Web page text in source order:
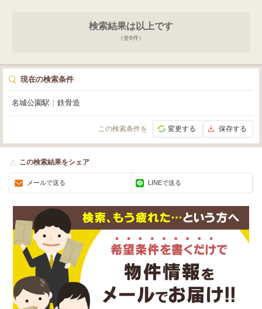
検索結果は以上です
（全6件）
現在の検索条件
名城公園駅 鉄骨造
この検索条件を 変更する 保存する
この検索結果をシェア
メールで送る LINEで送る